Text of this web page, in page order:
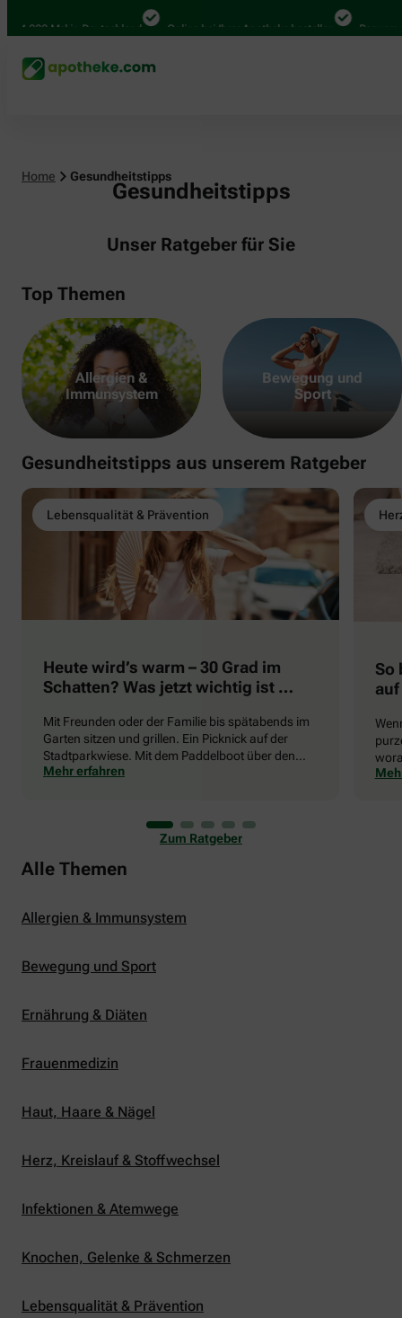
Mal in Deutschland Online bei Ihrer Apotheke bestellen Bequem
Home Gesundheitstipps
Gesundheitstipps
Unser Ratgeber für Sie
Top Themen
Allergien &
Immunsystem
Bewegung und
Sport
Gesundheitstipps aus unserem Ratgeber
Lebensqualität & Prävention
Heute wird’s warm – 30 Grad im
Schatten? Was jetzt wichtig ist …
Mit Freunden oder der Familie bis spätabends im
Garten sitzen und grillen. Ein Picknick auf der
Stadtparkwiese. Mit dem Paddelboot über den
See gleiten oder eine Radtour durch die blühende
er uns auch ganz schön zu schaffen. Wenn die
Temperaturen tagsüber auf mehr als 30 Grad
klettern und uns warme Tropennächte den Schlaf
rauben, sehnen wir uns oft nach einem
Mehr erfahren
So
die
Zum Ratgeber
Alle Themen
Allergien & Immunsystem
Bewegung und Sport
Ernährung & Diäten
Frauenmedizin
Haut, Haare & Nägel
Herz, Kreislauf & Stoffwechsel
Infektionen & Atemwege
Knochen, Gelenke & Schmerzen
Lebensqualität & Prävention